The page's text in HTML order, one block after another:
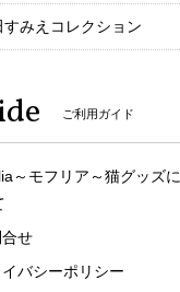
すみえコレクション
ご利用ガイド
～モフリア～猫グッズに
せ
バシーポリシー